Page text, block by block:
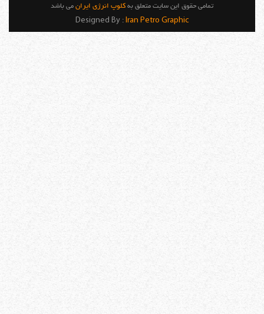
تمامی حقوق این سایت متعلق به کلوپ انرژی ایران می باشد
Designed By : Iran Petro Graphic